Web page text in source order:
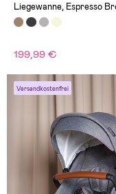
Liegewanne, Espresso
199,99 €
Versandkostenfrei